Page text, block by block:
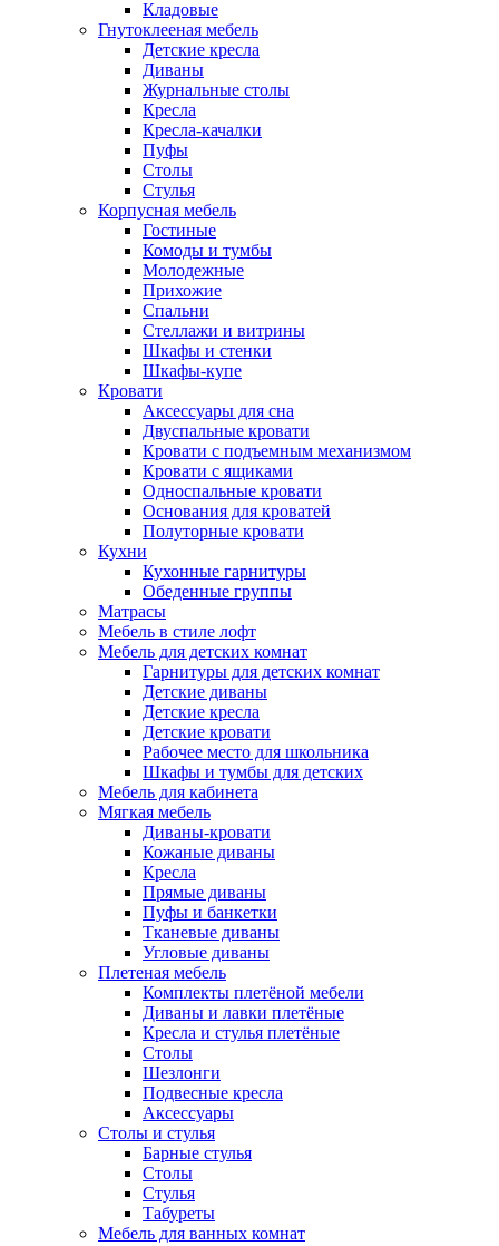
Кладовые
Гнутоклееная мебель
Детские кресла
Диваны
Журнальные столы
Кресла
Кресла-качалки
Пуфы
Столы
Стулья
Корпусная мебель
Гостиные
Комоды и тумбы
Молодежные
Прихожие
Спальни
Стеллажи и витрины
Шкафы и стенки
Шкафы-купе
Кровати
Аксессуары для сна
Двуспальные кровати
Кровати с подъемным механизмом
Кровати с ящиками
Односпальные кровати
Основания для кроватей
Полуторные кровати
Кухни
Кухонные гарнитуры
Обеденные группы
Матрасы
Мебель в стиле лофт
Мебель для детских комнат
Гарнитуры для детских комнат
Детские диваны
Детские кресла
Детские кровати
Рабочее место для школьника
Шкафы и тумбы для детских
Мебель для кабинета
Мягкая мебель
Диваны-кровати
Кожаные диваны
Кресла
Прямые диваны
Пуфы и банкетки
Тканевые диваны
Угловые диваны
Плетеная мебель
Комплекты плетёной мебели
Диваны и лавки плетёные
Кресла и стулья плетёные
Столы
Шезлонги
Подвесные кресла
Аксессуары
Столы и стулья
Барные стулья
Столы
Стулья
Табуреты
Мебель для ванных комнат